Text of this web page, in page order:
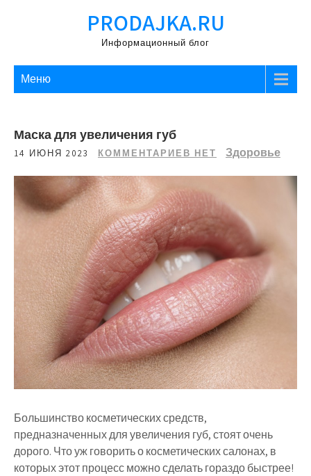
PRODAJKA.RU
Информационный блог
Меню
Маска для увеличения губ
14 ИЮНЯ 2023 КОММЕНТАРИЕВ НЕТ Здоровье
Большинство косметических средств,
предназначенных для увеличения губ, стоят очень
дорого. Что уж говорить о косметических салонах, в
которых этот процесс можно сделать гораздо быстрее!